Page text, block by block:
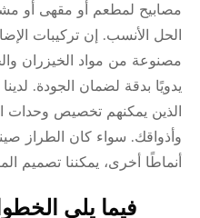
مصابيح لمطعم أو مقهى أو
الحل الأنسب. إن تركيبات
مصنوعة من مواد الخيزران
يدويًا بدقة لضمان الجودة.
الذين يمكنهم تخصيص وحدات
وأذواقك. سواء كان الطراز
أنماطًا أخرى، يمكننا تصميم
فيما يلي